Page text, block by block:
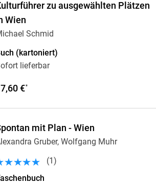
zu ausgewählten Plätzen
Wien
Schmid
(kartoniert)
lieferbar
€*
mit Plan - Wien
Gruber, Wolfgang Muhr
(1 )